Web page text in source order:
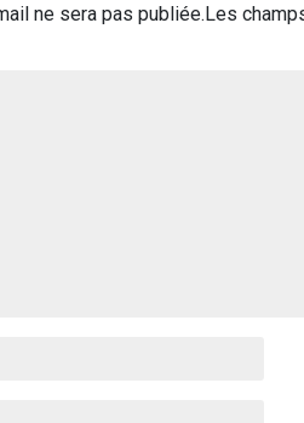
ne sera pas publiée.Les